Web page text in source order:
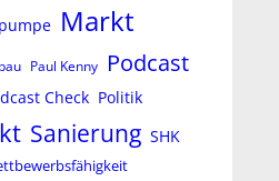
Markt
Paul Kenny Podcast
Check Politik
Sanierung SHK